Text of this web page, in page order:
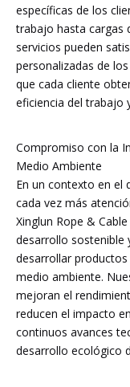
específicas de los
trabajo hasta cargas
servicios pueden
personalizadas de
que cada cliente
eficiencia del trabajo
Compromiso con la
Medio Ambiente
En un contexto en el
cada vez más
Xinglun Rope &
desarrollo sostenible
desarrollar
medio ambiente.
mejoran el
reducen el impacto
continuos avances
desarrollo ecológico